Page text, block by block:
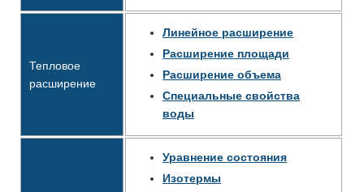
Тепловое
расширение
Линейное расширение
Расширение площади
Расширение объема
Специальные свойства
воды
Уравнение состояния
Изотермы